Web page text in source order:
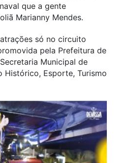
que a gente
Marianny Mendes.
só no circuito
pela Prefeitura de
Municipal de
Histórico, Esporte, Turismo